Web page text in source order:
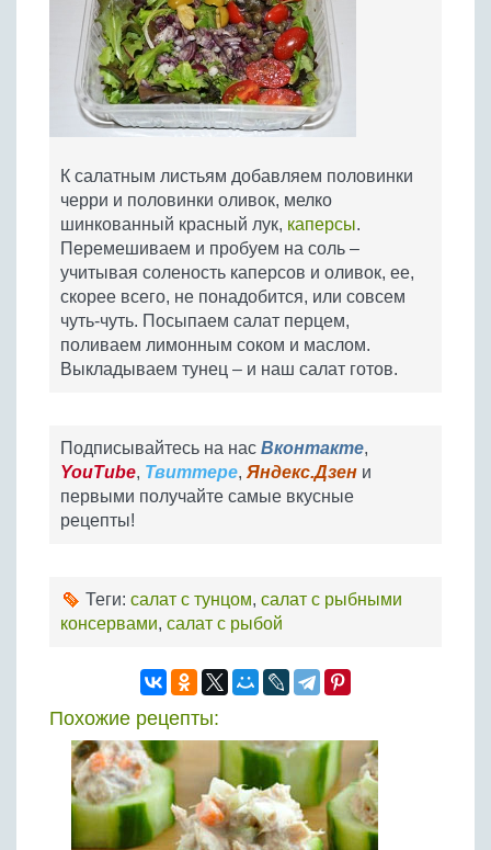
К салатным листьям добавляем половинки
черри и половинки оливок, мелко
шинкованный красный лук, каперсы.
Перемешиваем и пробуем на соль –
учитывая соленость каперсов и оливок, ее,
скорее всего, не понадобится, или совсем
чуть-чуть. Посыпаем салат перцем,
поливаем лимонным соком и маслом.
Выкладываем тунец – и наш салат готов.
Подписывайтесь на нас Вконтакте,
YouTube, Твиттере, Яндекс.Дзен и
первыми получайте самые вкусные
рецепты!
Теги: салат с тунцом, салат с рыбными
консервами, салат с рыбой
Похожие рецепты: